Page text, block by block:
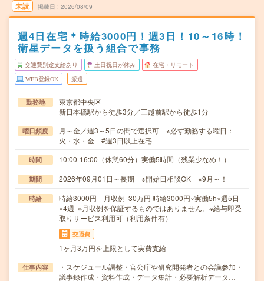
未読 掲載日 2026/08/09
週4日在宅＊時給3000円！週3日！10～16時！
衛星データを扱う組合で事務
交通費別途支給あり 土日祝日が休み 在宅・リモート
WEB登録OK 派遣
勤務地
東京都中央区
新日本橋駅から徒歩3分／三越前駅から徒歩1分
曜日頻度
月～金／週3～5日の間で選択可 ※必ず勤務する曜日：
火・水・金 #週3日以上在宅
時間 10:00-16:00（休憩60分）実働5時間（残業少なめ！）
期間 2026年09月01日～長期 ※開始日相談OK ※9月～！
時給
時給3000円 月収例 30万円 時給3000円×実働5h×週5日
×4週 ※月収例を保証するものではありません。※給与即受
取りサービス利用可（利用条件有）
交通費
1ヶ月3万円を上限として実費支給
仕事内容
・スケジュール調整・官公庁や研究開発者との会議参加・
議事録作成・資料作成・データ集計・必要解析データ…